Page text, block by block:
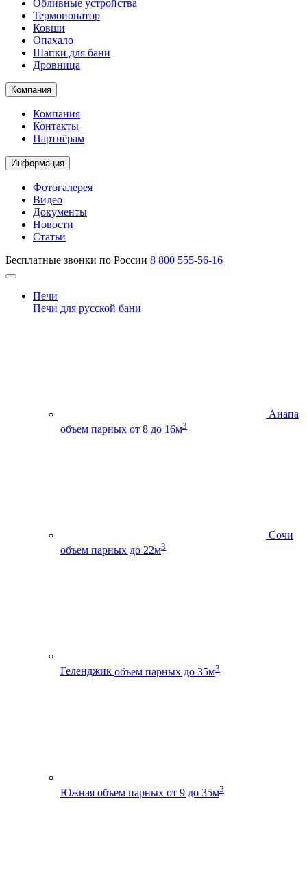
Обливные устройства
Термоионатор
Ковши
Опахало
Шапки для бани
Дровница
Компания
Компания
Контакты
Партнёрам
Информация
Фотогалерея
Видео
Документы
Новости
Статьи
Бесплатные звонки по России 8 800 555-56-16
Печи
Печи для русской бани
Анапа
объем парных от 8 до 16м3
Сочи
объем парных до 22м3
Геленджик объем парных до 35м3
Южная объем парных от 9 до 35м3